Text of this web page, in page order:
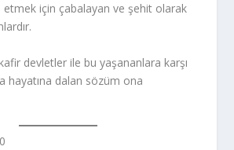
için çabalayan ve şehit olarak
devletler ile bu yaşananlara karşı
hayatına dalan sözüm ona